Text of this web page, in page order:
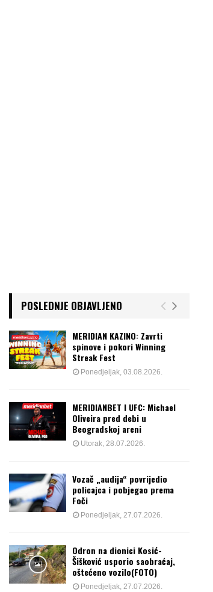
POSLEDNJE OBJAVLJENO
MERIDIAN KAZINO: Zavrti
spinove i pokori Winning
Streak Fest
Ponedjeljak, 03.08.2026.
MERIDIANBET I UFC: Michael
Oliveira pred debi u
Beogradskoj areni
Utorak, 28.07.2026.
Vozač „audija“ povrijedio
policajca i pobjegao prema
Foči
Ponedjeljak, 27.07.2026.
Odron na dionici Kosić-
Šišković usporio saobraćaj,
oštećeno vozilo(FOTO)
Ponedjeljak, 27.07.2026.